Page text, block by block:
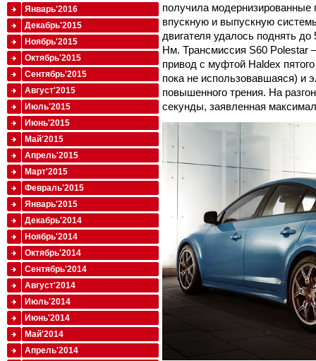
получила модернизированные
впускную и выпускную
двигателя удалось поднять
Нм. Трансмиссия S60 Polestar
привод с муфтой Haldex
пока не использовавшаяся) и
повышенного трения. На
секунды, заявленная
Январь'2016
Декабрь'2015
Ноябрь'2015
Октябрь'2015
Сентябрь'2015
Август'2015
Июль'2015
Июнь'2015
Май'2015
Апрель'2015
Март'2015
Февраль'2015
Январь'2015
Декабрь'2014
Ноябрь'2014
Октябрь'2014
Сентябрь'2014
Август'2014
Июль'2014
Июнь'2014
Май'2014
Апрель'2014